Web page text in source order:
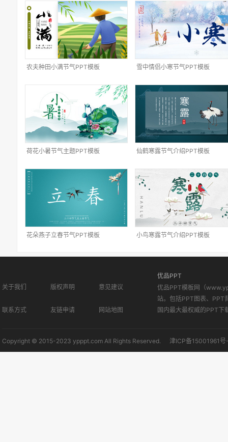
农夫种田小满节气PPT模板 雪中情侣小寒节气PPT模板
荷花小暑节气主题PPT模板 仙鹤寒露节气介绍PPT模板
花朵燕子立春节气PPT模板 小鸟寒露节气介绍PPT模板
关于我们 版权声明 意见建议
联系方式 友链申请 网站地图
优品PPT
优品PPT模板网（
站。包括PPT图表、PPT
国内最大最权威的PPT下
Copyright © 2015-2023 ypppt.com All Rights Reserved. 津ICP备15001961号